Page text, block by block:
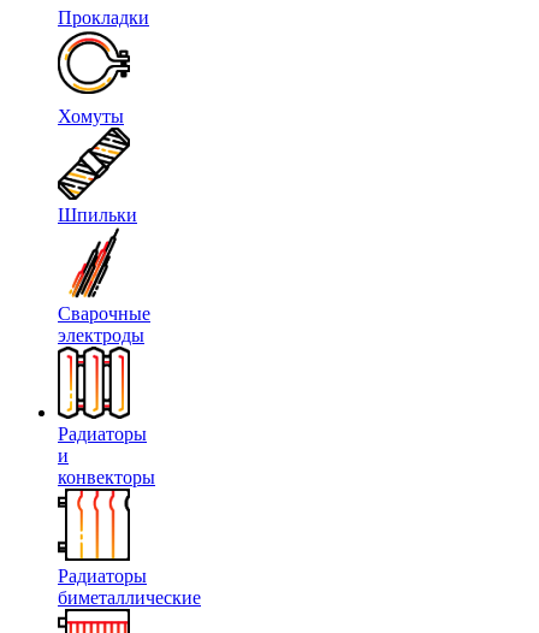
Прокладки
Хомуты
Шпильки
Сварочные
электроды
Радиаторы
и
конвекторы
Радиаторы
биметаллические